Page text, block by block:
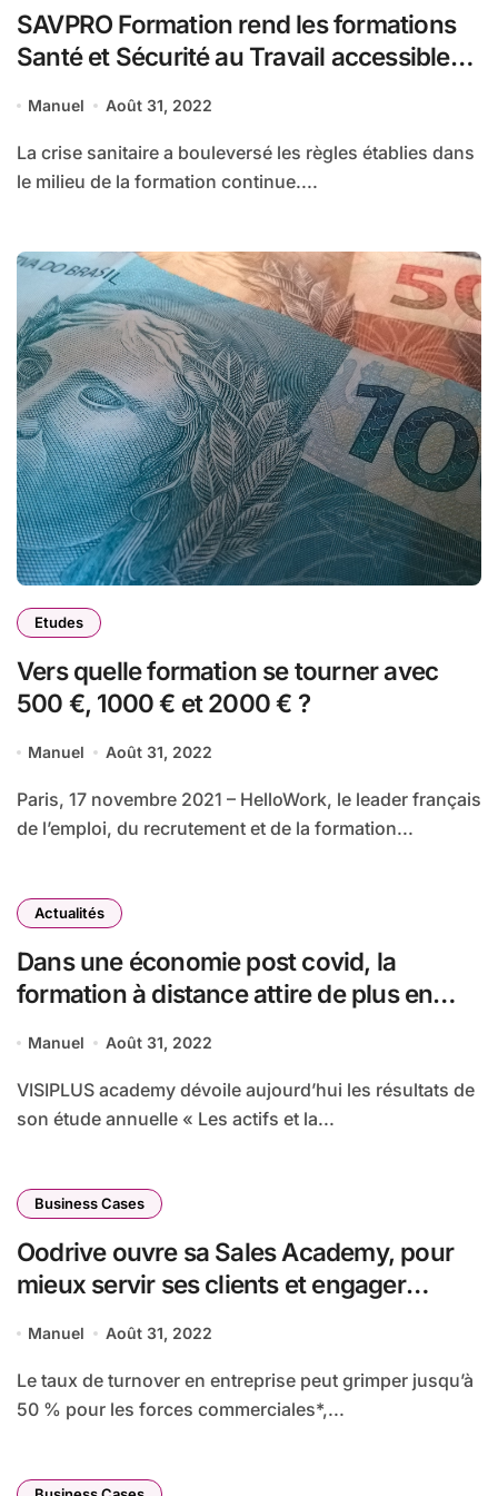
SAVPRO Formation rend les formations
Santé et Sécurité au Travail accessibles
Manuel Août 31, 2022
La crise sanitaire a bouleversé les règles établies dans
le milieu de la formation continue....
Etudes
Vers quelle formation se tourner avec
500 €, 1000 € et 2000 € ?
Manuel Août 31, 2022
Paris, 17 novembre 2021 – HelloWork, le leader français
de l’emploi, du recrutement et de la formation...
Actualités
Dans une économie post covid, la
formation à distance attire de plus en
Manuel Août 31, 2022
VISIPLUS academy dévoile aujourd’hui les résultats de
son étude annuelle « Les actifs et la...
Business Cases
Oodrive ouvre sa Sales Academy, pour
mieux servir ses clients et engager
Manuel Août 31, 2022
Le taux de turnover en entreprise peut grimper jusqu’à
50 % pour les forces commerciales*,...